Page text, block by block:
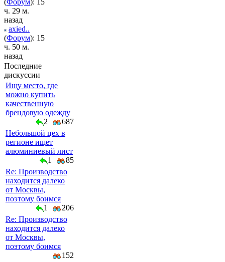
(Форум): 15
ч. 29 м.
назад
axied..
(Форум): 15
ч. 50 м.
назад
Последние
дискуссии
Ищу место, где
можно купить
качественную
брендовую одежду
2
687
Небольшой цех в
регионе ищет
алюминиевый лист
1
85
Re: Производство
находится далеко
от Москвы,
поэтому боимся
1
206
Re: Производство
находится далеко
от Москвы,
поэтому боимся
152